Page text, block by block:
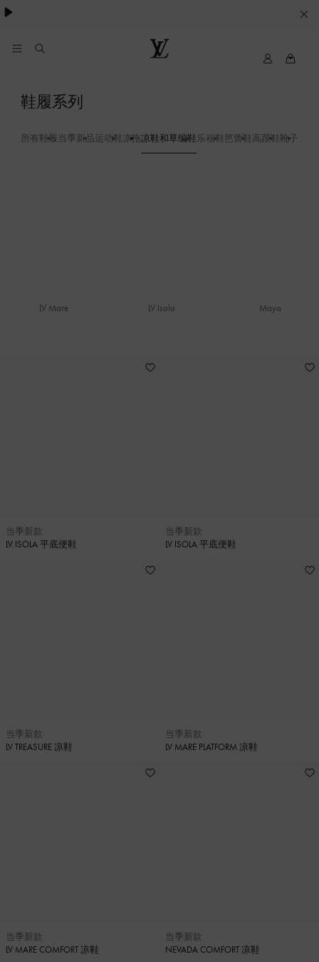
Cookie
服
VUITTON
我
登
凉
和
鞋履系列
所有鞋履 当季新品运动鞋 凉拖凉鞋和草编鞋乐福鞋 芭蕾鞋 高跟鞋 靴子
LV Mare LV Isola Maya
当季新款
LV ISOLA 平底便鞋
当季新款
LV ISOLA 平底便鞋
当季新款
LV TREASURE 凉鞋
当季新款
LV MARE PLATFORM 凉鞋
当季新款
LV MARE COMFORT 凉鞋
当季新款
NEVADA COMFORT 凉鞋